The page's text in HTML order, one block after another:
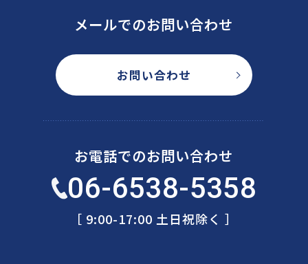
メールでのお問い合わせ
お問い合わせ
お電話でのお問い合わせ
06-6538-5358
［ 9:00-17:00 土日祝除く ］